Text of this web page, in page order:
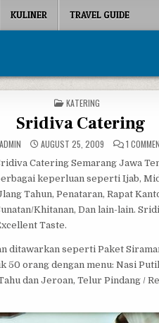
KULINER TRAVEL GUIDE
POSTED IN
KATERING
Sridiva Catering
ADMIN AUGUST 25, 2009 1
Catering Semarang Jawa
keperluan seperti Ijab,
Tahun, Penataran, Rapat
Khitanan, Dan lain-lain.
Taste.
ditawarkan seperti Paket
50 orang dengan menu: Nasi
dan Jeroan, Telur Pindang /